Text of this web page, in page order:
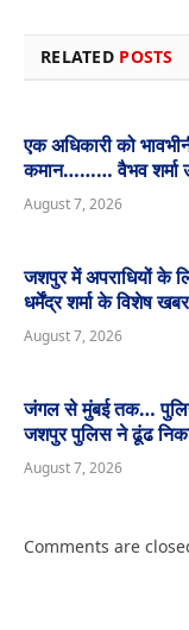
RELATED POSTS
एक अधिकारी को
कमान……… वैभव शर्मा
August 7, 2026
जशपुर में अपराधियों के
धर्मेंद्र शर्मा के विशेष
August 7, 2026
जंगल से मुंबई तक…
जशपुर पुलिस ने ढूंढ
August 7, 2026
Comments are